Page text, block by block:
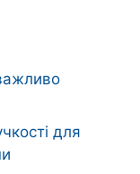
для